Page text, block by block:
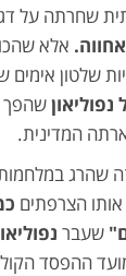
שחרתה על
אלא
שלטון אימים
נפוליאוןשהפך
המדינית.
שהרג
אותו הצרפתים
שעבר
ההפסד